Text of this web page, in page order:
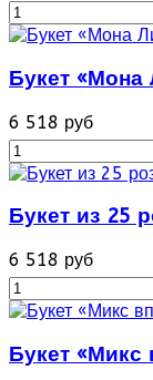
Букет «Мона
6 518 руб
Букет из 25
6 518 руб
Букет «Микс